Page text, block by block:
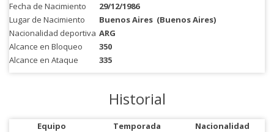
Fecha de Nacimiento
29/12/1986
Lugar de Nacimiento
Buenos Aires (Buenos Aires)
Nacionalidad deportiva ARG
Alcance en Bloqueo
350
Alcance en Ataque
335
Historial
Equipo Temporada
Nacionalidad